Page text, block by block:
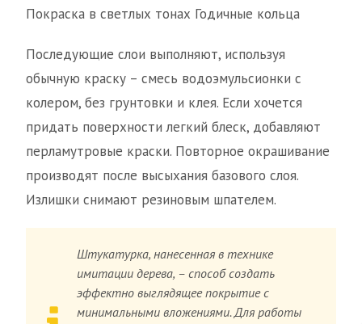
Покраска в светлых тонах Годичные кольца
Последующие слои выполняют, используя
обычную краску – смесь водоэмульсионки с
колером, без грунтовки и клея. Если хочется
придать поверхности легкий блеск, добавляют
перламутровые краски. Повторное окрашивание
производят после высыхания базового слоя.
Излишки снимают резиновым шпателем.
Штукатурка, нанесенная в технике
имитации дерева, – способ создать
эффектно выглядящее покрытие с
минимальными вложениями. Для работы